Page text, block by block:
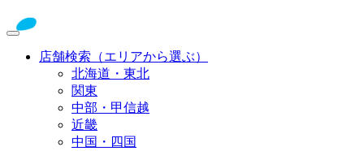
店舗検索（エリアから選ぶ）
北海道・東北
関東
中部・甲信越
近畿
中国・四国